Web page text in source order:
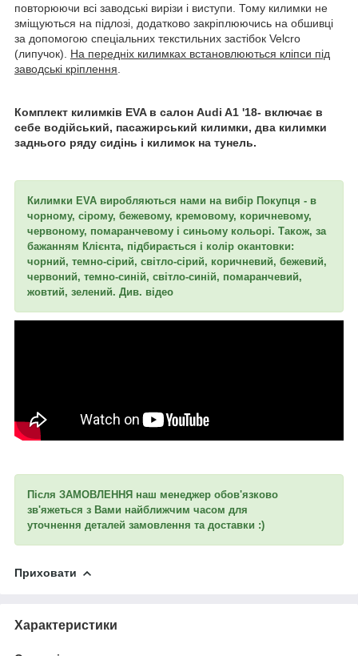
повторюючи всі заводські вирізи і виступи. Тому килимки не
зміщуються на підлозі, додатково закріплюючись на обшивці
за допомогою спеціальних текстильних застібок Velcro
(липучок). На передніх килимках встановлюються кліпси під
заводські кріплення
Комплект килимків EVA в салон Audi A1 '18- включає в
себе водійський, пасажирський килимки, два килимки
заднього ряду сидінь і килимок на тунель.
Килимки EVA виробляються нами на вибір Покупця - в
чорному, сірому, бежевому, кремовому, коричневому,
червоному, помаранчевому і синьому кольорі. Також, за
бажанням Клієнта, підбирається і колір окантовки:
чорний, темно-сірий, світло-сірий, коричневий, бежевий,
червоний, темно-синій, світло-синій, помаранчевий,
жовтий, зелений. Див. відео
Після ЗАМОВЛЕННЯ наш менеджер обов'язково
зв'яжеться з Вами найближчим часом для
уточнення деталей замовлення та доставки :)
Приховати
Характеристики